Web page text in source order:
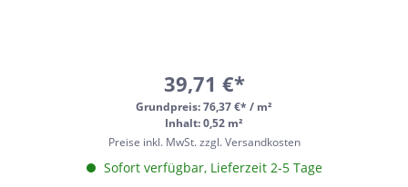
39,71 €*
Grundpreis:76,37 €* / m²
Inhalt: 0,52 m²
Preise inkl. MwSt. zzgl. Versandkosten
Sofort verfügbar, Lieferzeit 2-5 Tage